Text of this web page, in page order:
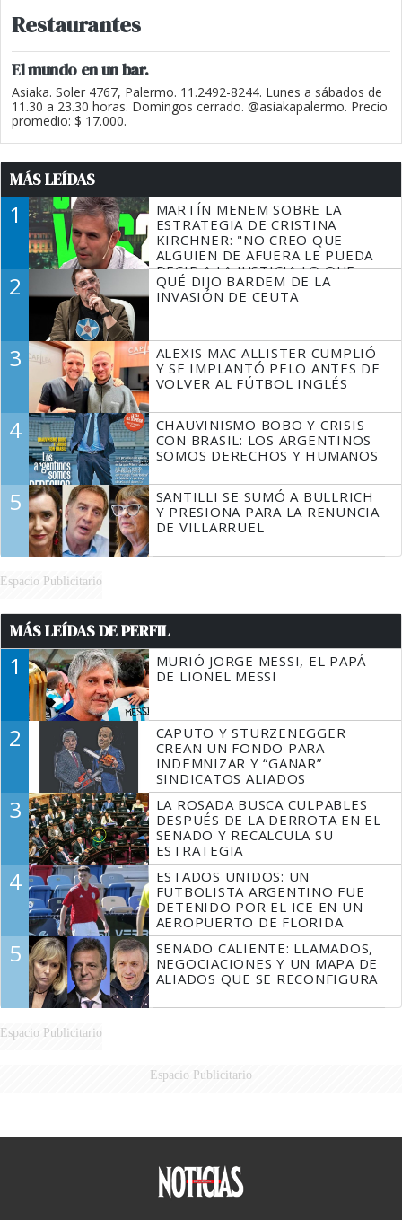
Restaurantes
El mundo en un bar.
Asiaka. Soler 4767, Palermo. 11.2492-8244. Lunes a sábados de
11.30 a 23.30 horas. Domingos cerrado. @asiakapalermo. Precio
promedio: $ 17.000.
MÁS LEÍDAS
1
MARTÍN MENEM SOBRE LA
ESTRATEGIA DE CRISTINA
KIRCHNER: "NO CREO QUE
ALGUIEN DE AFUERA LE PUEDA
DECIR A LA JUSTICIA LO QUE
TIENE QUE HACER"
2
QUÉ DIJO BARDEM DE LA
INVASIÓN DE CEUTA
3
ALEXIS MAC ALLISTER CUMPLIÓ
Y SE IMPLANTÓ PELO ANTES DE
VOLVER AL FÚTBOL INGLÉS
4
CHAUVINISMO BOBO Y CRISIS
CON BRASIL: LOS ARGENTINOS
SOMOS DERECHOS Y HUMANOS
5
SANTILLI SE SUMÓ A BULLRICH
Y PRESIONA PARA LA RENUNCIA
DE VILLARRUEL
Espacio Publicitario
MÁS LEÍDAS DE PERFIL
1
MURIÓ JORGE MESSI, EL PAPÁ
DE LIONEL MESSI
2
CAPUTO Y STURZENEGGER
CREAN UN FONDO PARA
INDEMNIZAR Y “GANAR”
SINDICATOS ALIADOS
3
LA ROSADA BUSCA CULPABLES
DESPUÉS DE LA DERROTA EN EL
SENADO Y RECALCULA SU
ESTRATEGIA
4
ESTADOS UNIDOS: UN
FUTBOLISTA ARGENTINO FUE
DETENIDO POR EL ICE EN UN
AEROPUERTO DE FLORIDA
5
SENADO CALIENTE: LLAMADOS,
NEGOCIACIONES Y UN MAPA DE
ALIADOS QUE SE RECONFIGURA
Espacio Publicitario
Espacio Publicitario